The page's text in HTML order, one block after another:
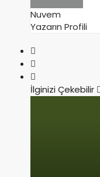
Nuvem
Yazarın Profili
İlginizi Çekebilir